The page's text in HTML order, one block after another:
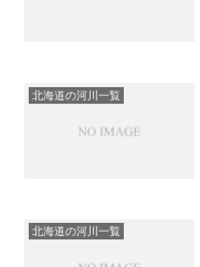
北海道の河川一覧
北海道の河川一覧